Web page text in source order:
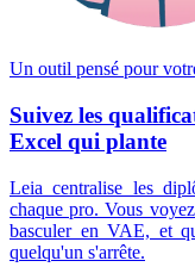
Un outil pensé pour
Suivez les
Excel qui plante
Leia centralise les
chaque pro. Vous
basculer en VAE, et
quelqu'un s'arrête.